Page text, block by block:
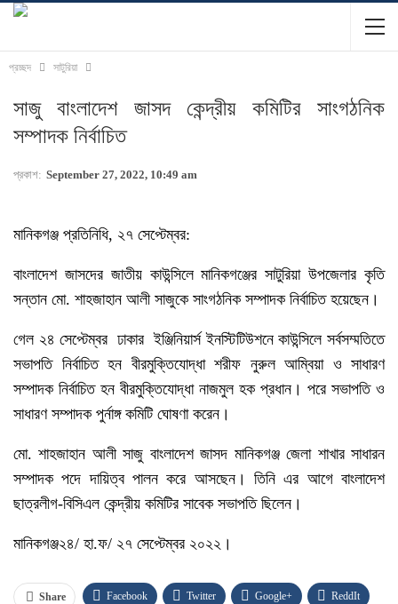
প্রচ্ছদ সাটুরিয়া
সাজু বাংলাদেশ জাসদ কেন্দ্রীয় কমিটির সাংগঠনিক
সম্পাদক নির্বাচিত
প্রকাশ: September 27, 2022, 10:49 am
মানিকগঞ্জ প্রতিনিধি, ২৭ সেপ্টেম্বর:
বাংলাদেশ জাসদের জাতীয় কাউন্সিলে মানিকগঞ্জের সাটুরিয়া উপজেলার কৃতি
সন্তান মো. শাহজাহান আলী সাজুকে সাংগঠনিক সম্পাদক নির্বাচিত হয়েছেন।
গেল ২৪ সেপ্টেম্বর ঢাকার ইঞ্জিনিয়ার্স ইনস্টিটিউশনে কাউন্সিলে সর্বসম্মতিতে
সভাপতি নির্বাচিত হন বীরমুক্তিযোদ্ধা শরীফ নুরুল আম্বিয়া ও সাধারণ
সম্পাদক নির্বাচিত হন বীরমুক্তিযোদ্ধা নাজমুল হক প্রধান। পরে সভাপতি ও
সাধারণ সম্পাদক পুর্নাঙ্গ কমিটি ঘোষণা করেন।
মো. শাহজাহান আলী সাজু বাংলাদেশ জাসদ মানিকগঞ্জ জেলা শাখার সাধারন
সম্পাদক পদে দায়িত্ব পালন করে আসছেন। তিনি এর আগে বাংলাদেশ
ছাত্রলীগ-বিসিএল কেন্দ্রীয় কমিটির সাবেক সভাপতি ছিলেন।
মানিকগঞ্জ২৪/ হা.ফ/ ২৭ সেপ্টেম্বর ২০২২।
Share Facebook Twitter Google+ ReddIt